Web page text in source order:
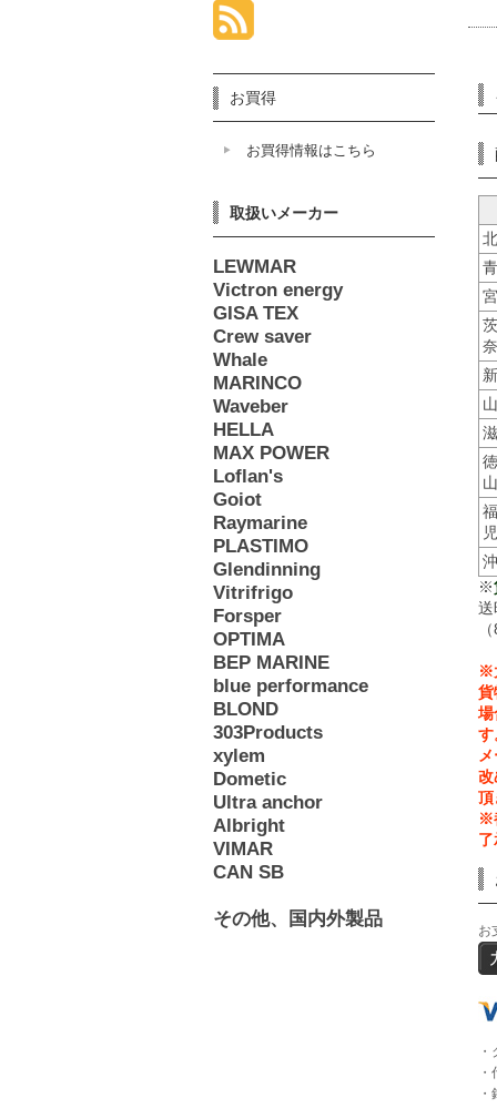
※
送
※
貨
場
す
改
頂
※
お
お買得
お買得情報はこちら
取扱いメーカー
LEWMAR
Victron energy
GISA TEX
Crew saver
Whale
MARINCO
Waveber
HELLA
MAX POWER
Loflan's
Goiot
Raymarine
PLASTIMO
Glendinning
Vitrifrigo
Forsper
OPTIMA
BEP MARINE
blue performance
BLOND
303Products
xylem
Dometic
Ultra anchor
Albright
VIMAR
CAN SB
その他、国内外製品